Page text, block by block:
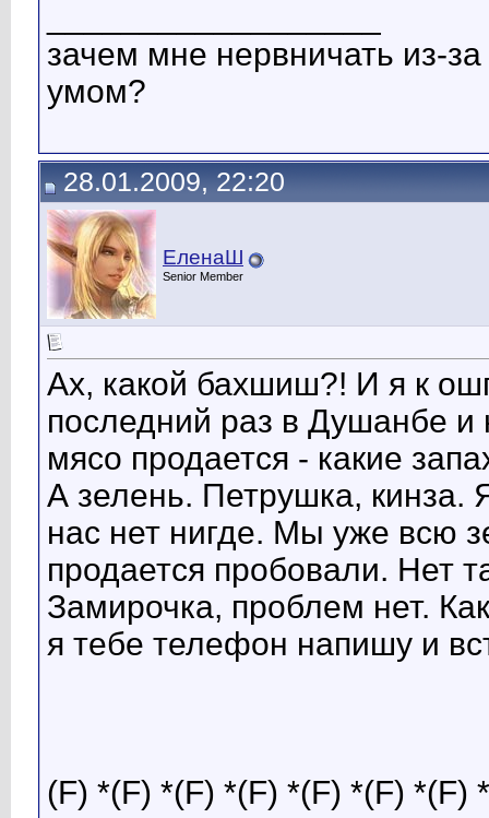
зачем мне нервничать из-за
умом?
28.01.2009, 22:20
ЕленаШ
Senior Member
Ах, какой бахшиш?! И я к
последний раз в Душанбе
мясо продается - какие
А зелень. Петрушка, кинза.
нас нет нигде. Мы уже всю
продается пробовали. Нет
Замирочка, проблем нет.
я тебе телефон напишу и
(F) *(F) *(F) *(F) *(F) *(F) *(F)